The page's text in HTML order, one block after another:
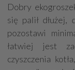
Dobry
się palił dłużej,
pozostawi
łatwiej jest
czyszczenia